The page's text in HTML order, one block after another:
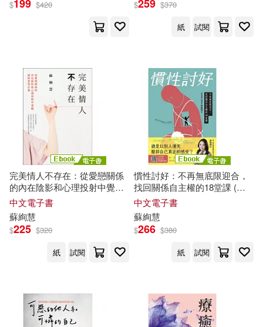
$199 $420 $259 $370
紙
試閱
完美情人不存在：從愛戀關係
的內在陰影和心理投射中覺
醒，破除愛情幻覺 (電子書)
中文電子書
蘇絢慧
$225 $320
紙
試閱
慣性討好：不再無底限迎合，
找回關係自主權的18堂課 (電
子書)
中文電子書
蘇絢慧
$266 $380
紙
試閱